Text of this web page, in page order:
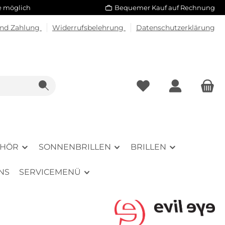
möglich Bequemer Kauf auf Rechnung
Zahlung Widerrufsbelehrung Datenschutzerklärung
SONNENBRILLEN BRILLEN
SERVICEMENÜ